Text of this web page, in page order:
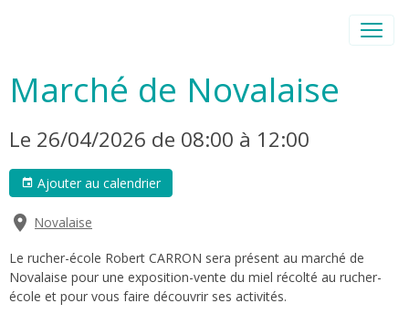
Marché de Novalaise
Le 26/04/2026 de 08:00 à 12:00
Ajouter au calendrier
Novalaise
Le rucher-école Robert CARRON sera présent au marché de
Novalaise pour une exposition-vente du miel récolté au rucher-
école et pour vous faire découvrir ses activités.